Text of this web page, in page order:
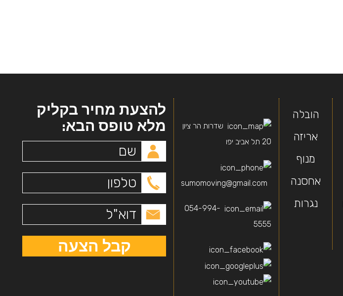
הובלה
אריזה
מנוף
אחסנה
נגרות
שדרות הר ציון
20 תל אביב יפו
sumomoving@gmail.com
054-994-
5555
להצעת מחיר בקליק
מלא טופס הבא:
קבל הצעה